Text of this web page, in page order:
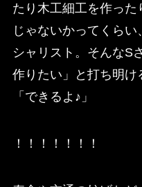
たり木工細工を作っ
じゃないかってくら
シャリスト。そんなS
作りたい」と打ち明
「できるよ♪」
！！！！！！！